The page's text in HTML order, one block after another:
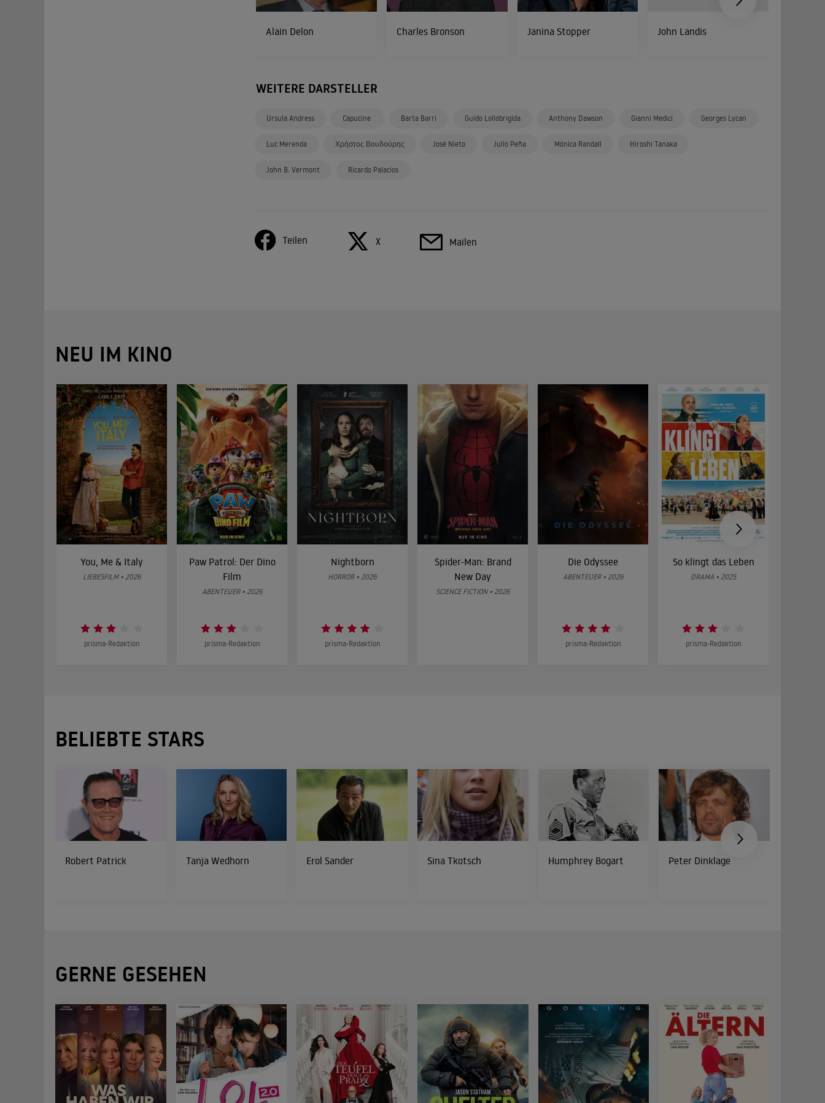
Alain Delon Charles Bronson Janina Stopper John Landis
WEITERE DARSTELLER
Ursula Andress Capucine Barta Barri Guido Lollobrigida Anthony Dawson Gianni Medici Georges Lycan
Luc Merenda Χρήστος Βουδούρης José Nieto Julio Peña Mónica Randall Hiroshi Tanaka
John B. Vermont Ricardo Palacios
Teilen X Mailen
NEU IM KINO
You, Me & Italy
LIEBESFILM • 2026
prisma-Redaktion
Paw Patrol: Der Dino
Film
ABENTEUER • 2026
prisma-Redaktion
Nightborn
HORROR • 2026
prisma-Redaktion
Spider-Man: Brand
New Day
SCIENCE FICTION • 2026
Die Odyssee
ABENTEUER • 2026
prisma-Redaktion
So klingt das Leben
DRAMA • 2025
prisma-Redaktion
BELIEBTE STARS
Robert Patrick Tanja Wedhorn Erol Sander Sina Tkotsch Humphrey Bogart Peter Dinklage
GERNE GESEHEN